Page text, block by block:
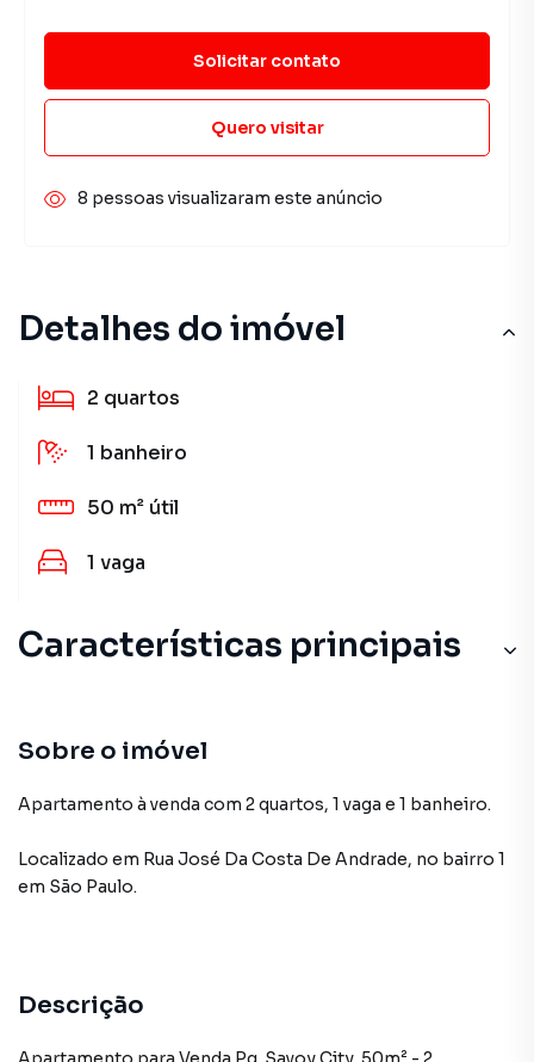
Detalhes do imóvel
2 quartos
1 banheiro
50 m² útil
1 vaga
Características principais
Sobre o imóvel
Apartamento à venda com 2 quartos, 1 vaga e 1 banheiro.
Localizado em Rua José Da Costa De Andrade, no bairro 1
em São Paulo.
Descrição
Solicitar contato
Quero visitar
8 pessoas visualizaram este anúncio